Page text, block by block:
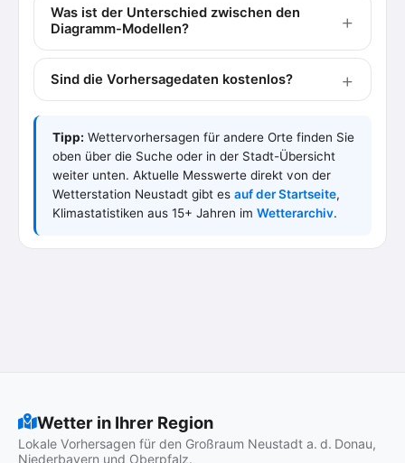
Was ist der Unterschied zwischen den
Diagramm-Modellen?
Sind die Vorhersagedaten kostenlos?
Tipp: Wettervorhersagen für andere Orte finden Sie
oben über die Suche oder in der Stadt-Übersicht
weiter unten. Aktuelle Messwerte direkt von der
Wetterstation Neustadt gibt es auf der Startseite,
Klimastatistiken aus 15+ Jahren im Wetterarchiv.
Wetter in Ihrer Region
Lokale Vorhersagen für den Großraum Neustadt a. d. Donau,
Niederbayern und Oberpfalz.